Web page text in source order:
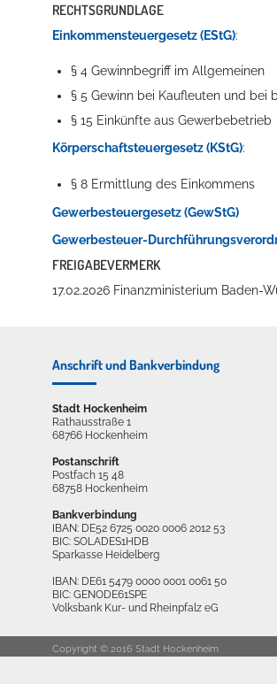
RECHTSGRUNDLAGE
Einkommensteuergesetz (EStG):
§ 4 Gewinnbegriff im Allgemeinen
§ 5 Gewinn bei Kaufleuten und
§ 15 Einkünfte aus Gewerbebetrieb
Körperschaftsteuergesetz (KStG):
§ 8 Ermittlung des Einkommens
Gewerbesteuergesetz (GewStG)
Gewerbesteuer-
FREIGABEVERMERK
17.02.2026 Finanzministerium Baden-
Anschrift und Bankverbindung
Stadt Hockenheim
Rathausstraße 1
68766 Hockenheim
Postanschrift
Postfach 15 48
68758 Hockenheim
Bankverbindung
IBAN: DE52 6725 0020 0006 2012 53
BIC: SOLADES1HDB
Sparkasse Heidelberg
IBAN: DE61 5479 0000 0001 0061 50
BIC: GENODE61SPE
Volksbank Kur- und Rheinpfalz eG
Copyright © 2016 Stadt Hockenheim